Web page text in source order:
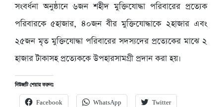
সংবর্ধনা অনুষ্ঠানে ৬জন শহীদ মুক্তিযোদ্ধা পরিবারের প্রত্যেক
পরিবারকে ৫হাজার, ৪০জন বীর মুক্তিযোদ্ধাকে ২হাজার এবং
২৫জন মৃত মুক্তিযোদ্ধা পরিবারের সদস্যদের প্রত্যেকের মাঝে ২
হাজার টাকাসহ প্রত্যেককে উপহারসামগ্রী প্রদান করা হয়।
নিউজটি শেয়ার করুনঃ
Facebook WhatsApp Twitter